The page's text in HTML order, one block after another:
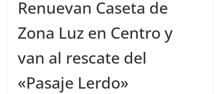
Renuevan Caseta de
Zona Luz en Centro y
van al rescate del
«Pasaje Lerdo»